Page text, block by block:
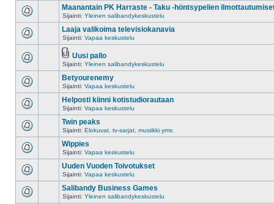
Maanantain PK Harraste - Taku -höntsypelien
Sijainti: Yleinen salibandykeskustelu
Laaja valikoima televisiokanavia
Sijainti: Vapaa keskustelu
Uusi pallo
Sijainti: Yleinen salibandykeskustelu
Betyourenemy
Sijainti: Vapaa keskustelu
Helposti kiinni kotistudiorautaan
Sijainti: Vapaa keskustelu
Twin peaks
Sijainti: Elokuvat, tv-sarjat, musiikki yms.
Wippies
Sijainti: Vapaa keskustelu
Uuden Vuoden Toivotukset
Sijainti: Vapaa keskustelu
Salibandy Business Games
Sijainti: Yleinen salibandykeskustelu